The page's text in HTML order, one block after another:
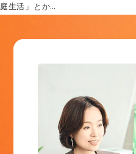
庭生活」とか…